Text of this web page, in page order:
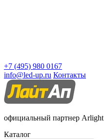
+7 (495) 980 0167
info@led-up.ru Контакты
официальный партнер Arlight
Каталог